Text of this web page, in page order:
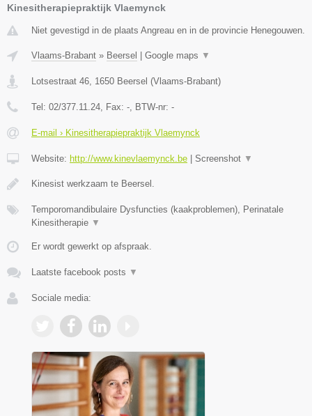
Kinesitherapiepraktijk Vlaemynck
Niet gevestigd in de plaats Angreau en in de provincie Henegouwen.
Vlaams-Brabant » Beersel Google maps ▼
Lotsestraat 46, 1650 Beersel (Vlaams-Brabant)
Tel: 02/377.11.24, Fax: -, BTW-nr: -
E-mail › Kinesitherapiepraktijk Vlaemynck
Website: http://www.kinevlaemynck.be Screenshot ▼
Kinesist werkzaam te Beersel.
Temporomandibulaire Dysfuncties (kaakproblemen), Perinatale
Kinesitherapie ▼
Er wordt gewerkt op afspraak.
Laatste facebook posts ▼
Sociale media: